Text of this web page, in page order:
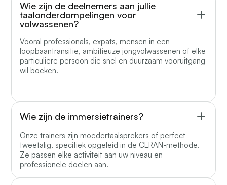
Wie zijn de deelnemers aan jullie
taalonderdompelingen voor
volwassenen?
Vooral professionals, expats, mensen in een
loopbaantransitie, ambitieuze jongvolwassenen of elke
particuliere persoon die snel en duurzaam vooruitgang
wil boeken.
Wie zijn de immersietrainers?
Onze trainers zijn moedertaalsprekers of perfect
tweetalig, specifiek opgeleid in de CERAN-methode.
Ze passen elke activiteit aan uw niveau en
professionele doelen aan.